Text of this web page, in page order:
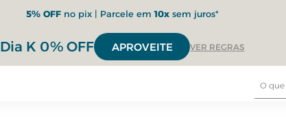
5% OFFno pix | Parcele em10xsem juros*
Dia K 0% OFF APROVEITE VER REGRAS